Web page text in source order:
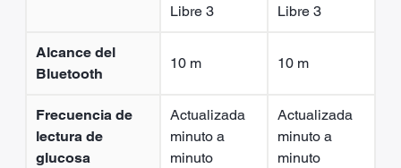
Libre 3
Libre 3
Alcance del
Bluetooth
10 m 10 m
Frecuencia de
lectura de
glucosa
Actualizada
minuto a
minuto
Actualizada
minuto a
minuto